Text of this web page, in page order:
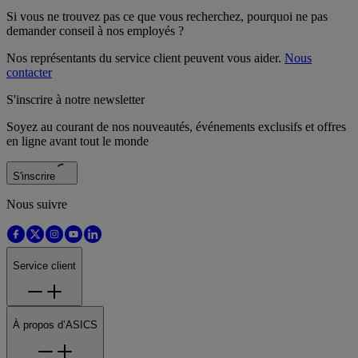
Si vous ne trouvez pas ce que vous recherchez, pourquoi ne pas
demander conseil à nos employés ?
Nos représentants du service client peuvent vous aider. Nous
contacter
S'inscrire à notre newsletter
Soyez au courant de nos nouveautés, événements exclusifs et offres
en ligne avant tout le monde
S'inscrire
Nous suivre
Service client
À propos d’ASICS